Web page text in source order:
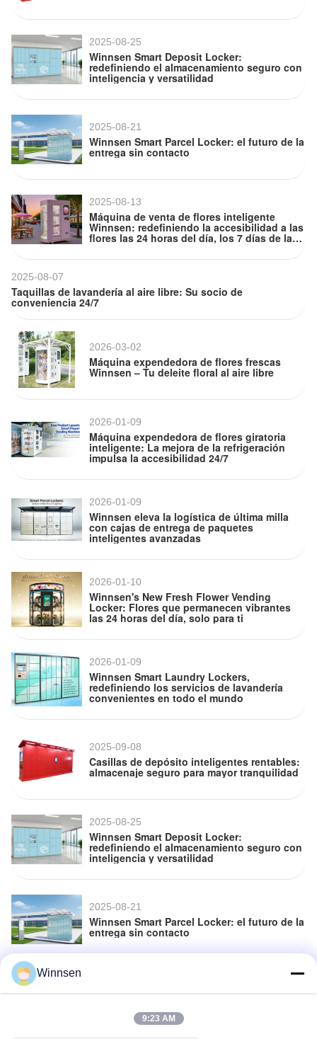
Deja un mensaje
PRESENTACIóN
2025-08-25
Winnsen Smart Deposit Locker:
redefiniendo el almacenamiento seguro con
inteligencia y versatilidad
2025-08-21
Winnsen Smart Parcel Locker: el futuro de la
entrega sin contacto
2025-08-13
Máquina de venta de flores inteligente
Winnsen: redefiniendo la accesibilidad a las
flores las 24 horas del día, los 7 días de la
2025-08-07
Taquillas de lavandería al aire libre: Su socio de
conveniencia 24/7
2026-03-02
Máquina expendedora de flores frescas
Winnsen – Tu deleite floral al aire libre
2026-01-09
Máquina expendedora de flores giratoria
inteligente: La mejora de la refrigeración
impulsa la accesibilidad 24/7
2026-01-09
Winnsen eleva la logística de última milla
con cajas de entrega de paquetes
inteligentes avanzadas
2026-01-10
Winnsen's New Fresh Flower Vending
Locker: Flores que permanecen vibrantes
las 24 horas del día, solo para ti
2026-01-09
Winnsen Smart Laundry Lockers,
redefiniendo los servicios de lavandería
convenientes en todo el mundo
2025-09-08
Casillas de depósito inteligentes rentables:
almacenaje seguro para mayor tranquilidad
2025-08-25
Winnsen Smart Deposit Locker:
redefiniendo el almacenamiento seguro con
inteligencia y versatilidad
2025-08-21
Winnsen Smart Parcel Locker: el futuro de la
entrega sin contacto
Máquina de venta de flores inteligente
flores las 24 horas del día, los 7 días de la
Winnsen
9:23 AM